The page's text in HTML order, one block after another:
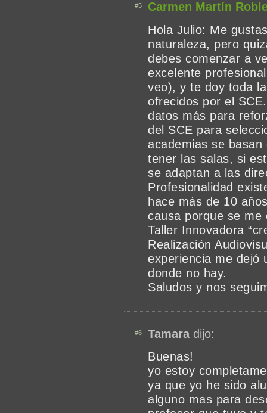
#5
Carmen Martín
Hola Julio: Me
naturaleza, pero
debes comenzar a
excelente
veo), y te doy toda
ofrecidos por el
datos más para
del SCE para
academias se
tener las salas, si
se adaptan a las
Profesionalidad
hace más de 10
causa porque se me
Taller Innovadora
Realización
experiencia me dejó
donde no hay.
Saludos y nos
#6 Tamara dijo:
Buenas!
yo estoy
ya que yo he sido
alguno mas para